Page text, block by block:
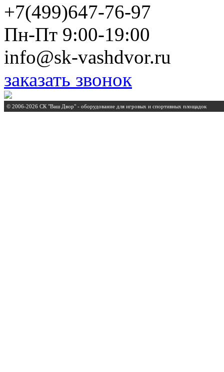
+7(499)647-76-97
Пн-Пт 9:00-19:00
info@sk-vashdvor.ru
заказать звонок
© 2006-2026 СК "Ваш Двор" - оборудование для игровых и спортивных площадок